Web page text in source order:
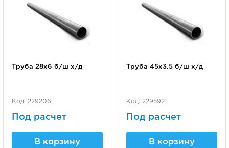
Труба 28х6 б/ш х/д
Код: 229206
Под расчет
В корзину
Труба 45х3.5 б/ш х/д
Код: 229592
Под расчет
В корзину